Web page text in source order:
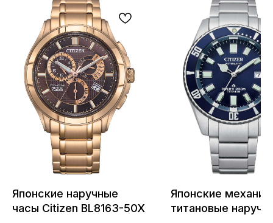
Японские наручные
часы Citizen BL8163-50X
Японские
титановые